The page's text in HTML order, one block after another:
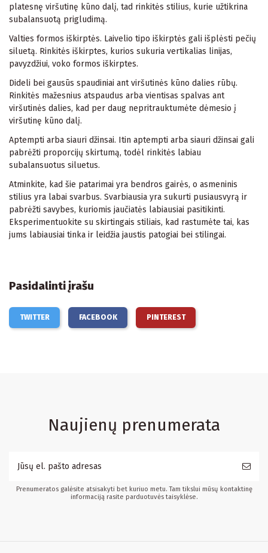
platesnę viršutinę kūno dalį, tad rinkitės stilius, kurie užtikrina
subalansuotą prigludimą.
Valties formos iškirptės. Laivelio tipo iškirptės gali išplėsti pečių
siluetą. Rinkitės iškirptes, kurios sukuria vertikalias linijas,
pavyzdžiui, voko formos iškirptes.
Dideli bei gausūs spaudiniai ant viršutinės kūno dalies rūbų.
Rinkitės mažesnius atspaudus arba vientisas spalvas ant
viršutinės dalies, kad per daug nepritrauktumėte dėmesio į
viršutinę kūno dalį.
Aptempti arba siauri džinsai. Itin aptempti arba siauri džinsai gali
pabrėžti proporcijų skirtumą, todėl rinkitės labiau
subalansuotus siluetus.
Atminkite, kad šie patarimai yra bendros gairės, o asmeninis
stilius yra labai svarbus. Svarbiausia yra sukurti pusiausvyrą ir
pabrėžti savybes, kuriomis jaučiatės labiausiai pasitikinti.
Eksperimentuokite su skirtingais stiliais, kad rastumėte tai, kas
jums labiausiai tinka ir leidžia jaustis patogiai bei stilingai.
Pasidalinti įrašu
TWITTER FACEBOOK PINTEREST
Naujienų prenumerata
Prenumeratos galėsite atsisakyti bet kuriuo metu. Tam tikslui mūsų kontaktinę
informaciją rasite parduotuvės taisyklėse.